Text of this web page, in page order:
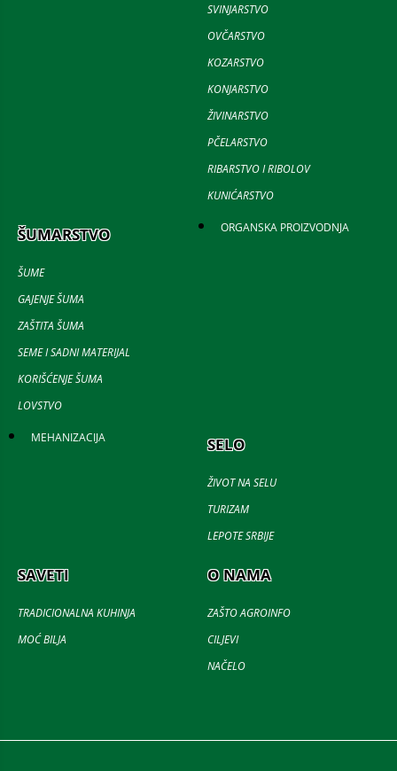
SVINJARSTVO
OVČARSTVO
KOZARSTVO
KONJARSTVO
ŽIVINARSTVO
PČELARSTVO
RIBARSTVO I RIBOLOV
KUNIĆARSTVO
ŠUMARSTVO
ŠUME
GAJENJE ŠUMA
ZAŠTITA ŠUMA
SEME I SADNI MATERIJAL
KORIŠĆENJE ŠUMA
LOVSTVO
ORGANSKA PROIZVODNJA
MEHANIZACIJA SELO
ŽIVOT NA SELU
TURIZAM
LEPOTE SRBIJE
SAVETI
TRADICIONALNA KUHINJA
MOĆ BILJA
O NAMA
ZAŠTO AGROINFO
CILJEVI
NAČELO